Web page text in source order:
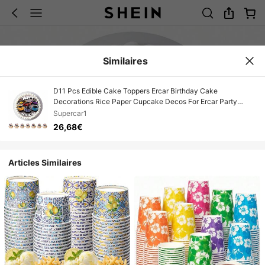
Similaires
D11 Pcs Edible Cake Toppers Ercar Birthday Cake
Decorations Rice Paper Cupcake Decos For Ercar Party
Birthday Cake Decor
Supercar1
26,68€
Articles Similaires